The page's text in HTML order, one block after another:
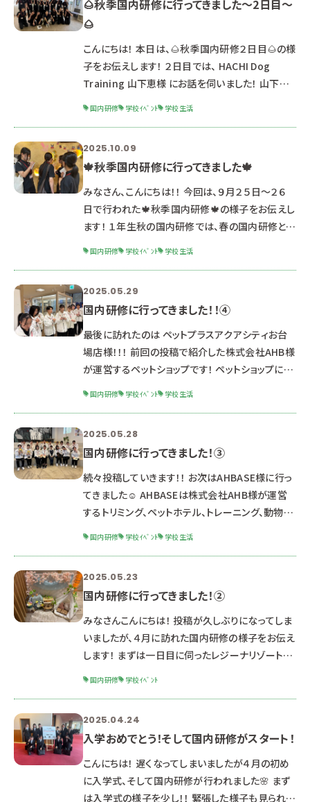
日目！ 今回はバスで出発です！ サポートで一緒に
同行してくれる先輩から、案内を受けます これから
始まる研修にドキドキ・ワクワクの様
🌰秋季国内研修に行ってきました～2日目～
🌰
こんにちは！ 本日は、🌰秋季国内研修２日目🌰の様
子をお伝えします！ ２日目では、 HACHI Dog
Training 山下恵様 にお話を伺いました！ 山下様
ハンドラーテストの上級テスト（グッドシチズンテス
ト）に合格をされておられます！！✨✨ 会場は、貸し
ドッグランサービスを行っているPawsroom様にお
世話になりました。 レイアウトが可愛い店内と看板
犬に学
国内研修 学校ｲﾍﾞﾝﾄ 学校生活
2025.10.09
🍁秋季国内研修に行ってきました🍁
みなさん、こんにちは！！ 今回は、９月２５日～２６
日で行われた🍁秋季国内研修🍁の様子をお伝えし
ます！ １年生秋の国内研修では、春の国内研修とは
最初に訪れたのは 「WANCOTT」様 WANCOTT様
は、横浜中華街付近に構える、会員制複合施設で
す。 ドッグパーク・スクール・リハビリ・ナーシングと
様々なサービスを提供しています。 今回は、各施設
を
国内研修 学校ｲﾍﾞﾝﾄ 学校生活
2025.05.29
国内研修に行ってきました！！④
最後に訪れたのは ペットプラスアクアシティお台
場店様！！！ 前回の投稿で紹介した株式会社AHB様
が運営するペットショップです！ ペットショップには
学生たちは学びました。 写真はありませんがバック
ヤードの見学もさせていただき実際の空調管理に
も触れることができました😶 訪れた研修先の紹介
は以上となります。 二日間動物に関わる様々な職
種に触れることができた学生たち、
国内研修 学校ｲﾍﾞﾝﾄ 学校生活
2025.05.28
国内研修に行ってきました！③
続々投稿していきます！！ お次はAHBASE様に行っ
てきました☺️ AHBASEは株式会社AHB様が運営
するトリミング、ペットホテル、トレーニング、動物病
だまだ浜松には少ないため学生たちも一生懸命メ
モを取りながらお話を聞きます。 物販商品には見
たことのない商品があるようで商品を見るのも学
生たちは楽しそうな様子🤩 お家でお留守番をして
いる愛犬たちにもお土産が
国内研修 学校ｲﾍﾞﾝﾄ 学校生活
2025.05.23
国内研修に行ってきました！②
みなさんこんにちは！ 投稿が久しぶりになってしま
いましたが、４月に訪れた国内研修の様子をお伝え
します！ まずは一日目に伺ったレジーナリゾート箱
様ではこんなおもてなしが！！！！ ワンちゃんの足腰
に優しいウッドチップのドッグラン、遊んだ後の足洗
い場の完備！！ 可愛いフォトスポットで写真が撮れ
たり、エレベーター待機ではワンちゃんが苦手な子
同士を配慮し中の様子が見られ
国内研修 学校ｲﾍﾞﾝﾄ
2025.04.24
入学おめでとう！そして国内研修がスタート！
こんにちは！ 遅くなってしまいましたが４月の初め
に入学式、そして国内研修が行われました🌸 まず
は入学式の様子を少し！！ 緊張した様子も見られま